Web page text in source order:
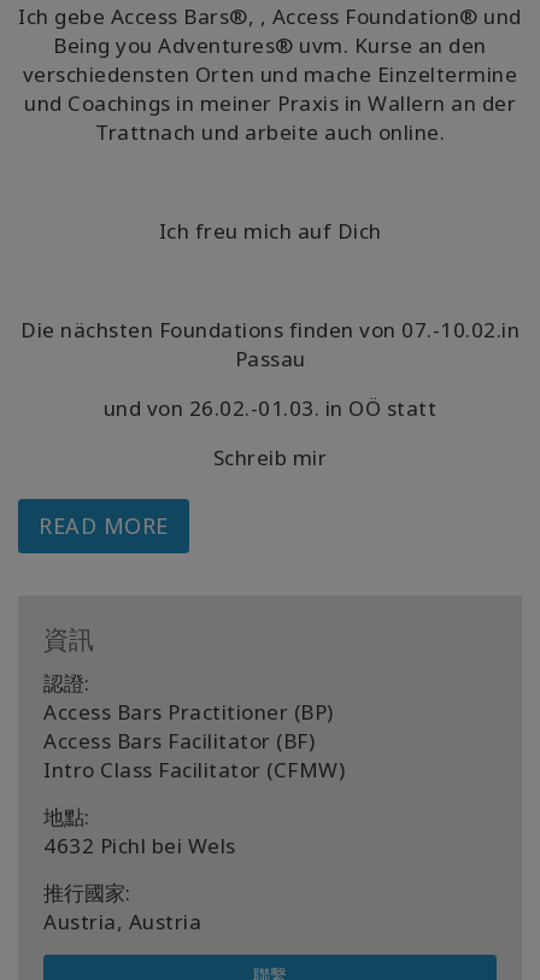
Ich gebe Access Bars®, , Access Foundation® und
Being you Adventures® uvm. Kurse an den
verschiedensten Orten und mache Einzeltermine
und Coachings in meiner Praxis in Wallern an der
Trattnach und arbeite auch online.
Ich freu mich auf Dich
Die nächsten Foundations finden von 07.-10.02.in
Passau
und von 26.02.-01.03. in OÖ statt
Schreib mir
READ MORE
資訊
認證:
Access Bars Practitioner (BP)
Access Bars Facilitator (BF)
Intro Class Facilitator (CFMW)
地點:
4632 Pichl bei Wels
推行國家:
Austria, Austria
聯繫